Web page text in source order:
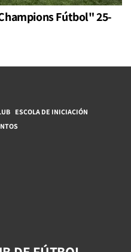
Fútbol" 25-
ESCOLA DE INICIACIÓN